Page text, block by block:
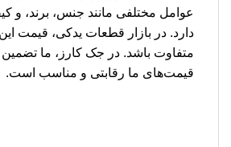
عوامل مختلفی مانند جنس، برند، و
دارد. در بازار قطعات یدکی، قیمت
متفاوت باشد. در جک کارز، ما
قیمت‌های ما رقابتی و مناسب است.